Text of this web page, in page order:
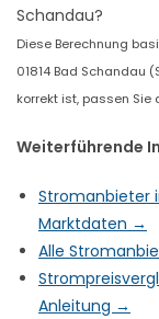
Schandau?
Diese Berechnung
01814 Bad Schandau
korrekt ist, passen Sie
Weiterführende
Stromanbieter
Marktdaten →
Alle
Anleitung →